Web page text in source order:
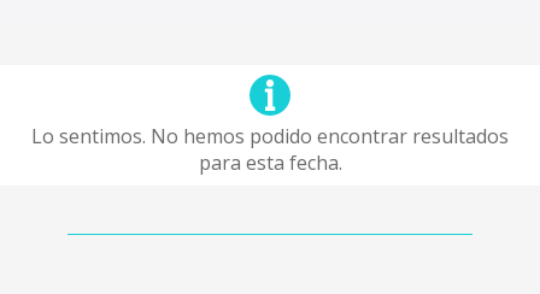
Lo sentimos. No hemos podido encontrar resultados
para esta fecha.